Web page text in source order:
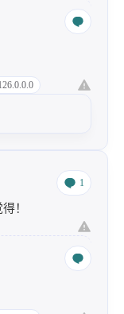
1
！